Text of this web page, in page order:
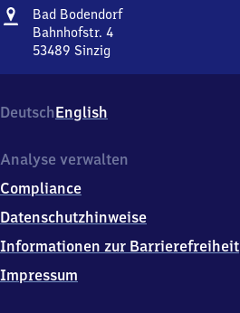
Adresse
Bad BodendorfBa​
Bahnhofstr. 4
53489 Sinzig
Bodendorf,
Bahnhofstr.
5
4
8
Sinzig
DeutschEnglish
Analyse verwalten
Compliance
Datenschutzhinweise
Informationen zur Barrierefreiheit
Impressum